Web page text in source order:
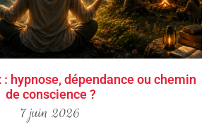
: hypnose, dépendance ou chemin
de conscience ?
7 juin 2026